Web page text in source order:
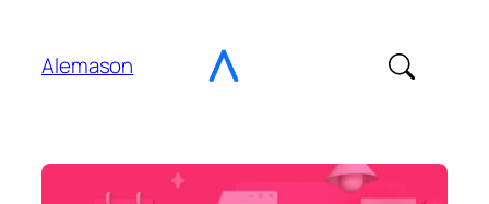
contenido
Alemason